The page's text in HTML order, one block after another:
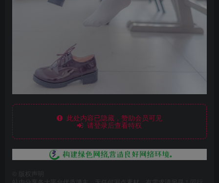
此处内容已隐藏，赞助会员可见
请登录后查看特权
版权声明